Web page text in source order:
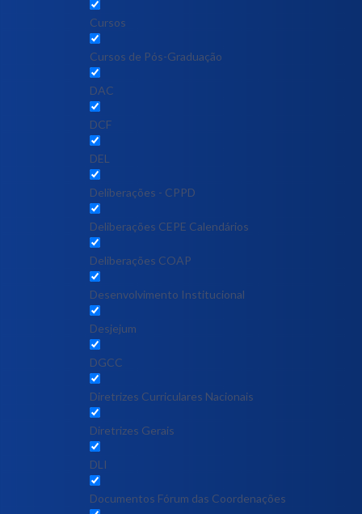
Cursos
Cursos de Pós-Graduação
DAC
DCF
DEL
Deliberações - CPPD
Deliberações CEPE Calendários
Deliberações COAP
Desenvolvimento Institucional
Desjejum
DGCC
Diretrizes Curriculares Nacionais
Diretrizes Gerais
DLI
Documentos Fórum das Coordenações